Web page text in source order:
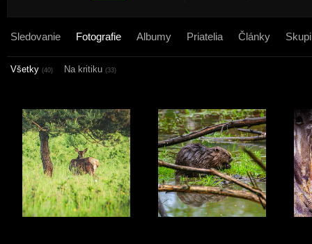
Sledovanie Fotografie Albumy Priatelia Články
Všetky (40) Na kritiku (33)